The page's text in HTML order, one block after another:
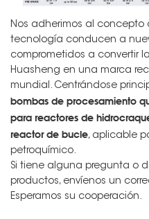
Nos adherimos al
tecnología conducen a
comprometidos a convertir
Huasheng en una marca
mundial. Centrándose
bombas de procesamiento
para reactores de
reactor de bucle, aplicable
petroquímico.
Si tiene alguna pregunta o
productos, envíenos un
Esperamos su cooperación.